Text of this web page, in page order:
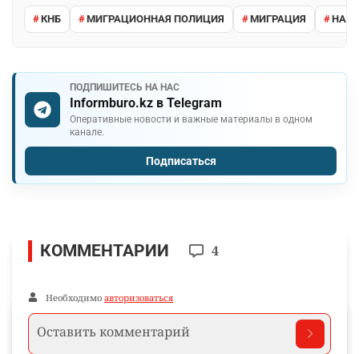
КНБ МИГРАЦИОННАЯ ПОЛИЦИЯ МИГРАЦИЯ
ПОДПИШИТЕСЬ НА НАС
Informburo.kz в Telegram
Оперативные новости и важные материалы в одном
канале.
Подписаться
КОММЕНТАРИИ 4
Необходимо авторизоваться